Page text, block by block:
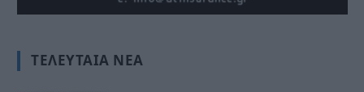
ΤΕΛΕΥΤΑΊΑ ΝΈΑ